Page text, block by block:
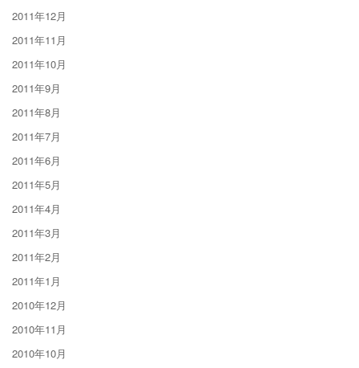
2011年12月
2011年11月
2011年10月
2011年9月
2011年8月
2011年7月
2011年6月
2011年5月
2011年4月
2011年3月
2011年2月
2011年1月
2010年12月
2010年11月
2010年10月